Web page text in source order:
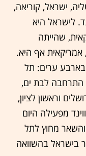
ישראל, קוריאה,
לישראל היא
שהייתה
הראשונה לחדור לישראל, ולפני Lime, אמריקאית אף היא.
בארבע ערים: תל
התרחבה לבת ים,
וראשון לציון,
מפעילה היום
אביב והשאר מחוץ לתל
בישראל בהשוואה